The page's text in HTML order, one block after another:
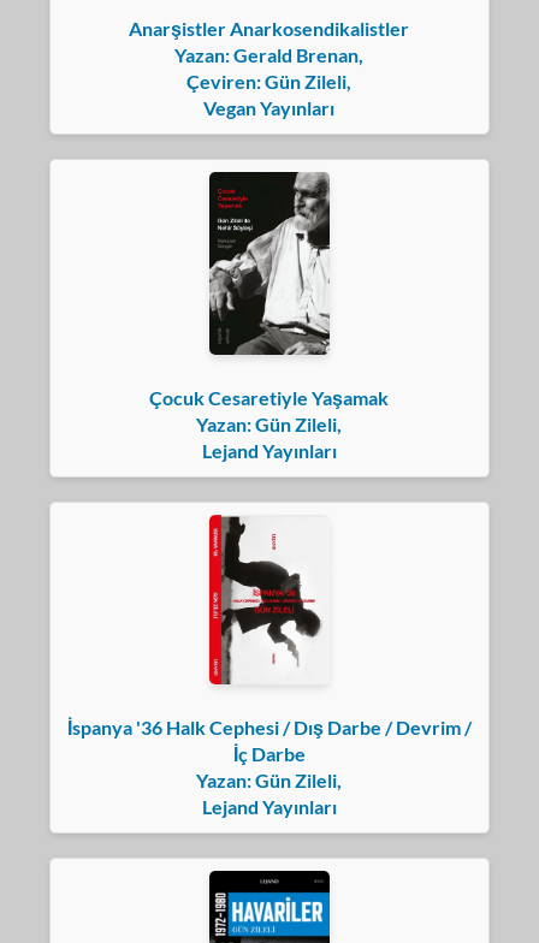
Anarşistler Anarkosendikalistler
Yazan: Gerald Brenan,
Çeviren: Gün Zileli,
Vegan Yayınları
Çocuk Cesaretiyle Yaşamak
Yazan: Gün Zileli,
Lejand Yayınları
İspanya '36 Halk Cephesi / Dış Darbe / Devrim /
İç Darbe
Yazan: Gün Zileli,
Lejand Yayınları